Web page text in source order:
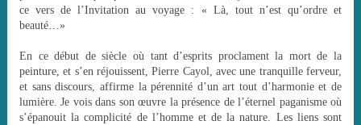
ce vers de l’Invitation au voyage : « Là, tout n’est qu’ordre et
beauté…»
En ce début de siècle où tant d’esprits proclament la mort de la
peinture, et s’en réjouissent, Pierre Cayol, avec une tranquille ferveur,
et sans discours, affirme la pérennité d’un art tout d’harmonie et de
lumière. Je vois dans son œuvre la présence de l’éternel paganisme où
s’épanouit la complicité de l’homme et de la nature. Les liens sont